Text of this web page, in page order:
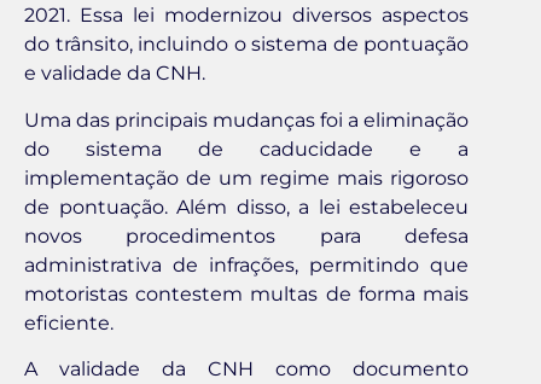
2021. Essa lei modernizou diversos aspectos
do trânsito, incluindo o sistema de pontuação
e validade da CNH.
Uma das principais mudanças foi a eliminação
do sistema de caducidade e a
implementação de um regime mais rigoroso
de pontuação. Além disso, a lei estabeleceu
novos procedimentos para defesa
administrativa de infrações, permitindo que
motoristas contestem multas de forma mais
eficiente.
A validade da CNH como documento